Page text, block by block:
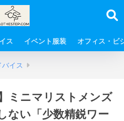
ス イベント服装 オフィス・ビ
イス
ミニマリストメンズ
ない「少数精鋭ワー